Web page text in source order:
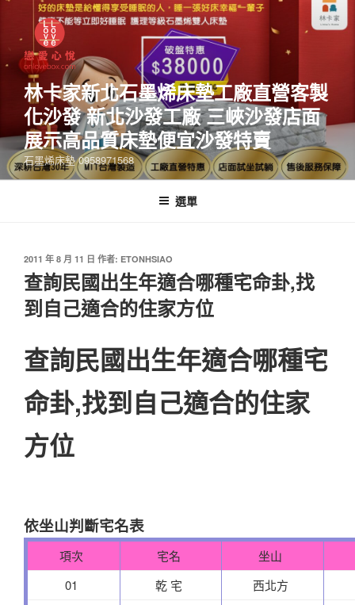
林卡家新北石墨烯床墊工廠直營客製
化沙發 新北沙發工廠 三峽沙發店面
展示高品質床墊便宜沙發特賣
石墨烯床墊 0958971568
選單
2011 年 8 月 11 日 作者: ETONHSIAO
查詢民國出生年適合哪種宅命卦,找
到自己適合的住家方位
查詢民國出生年適合哪種宅
命卦,找到自己適合的住家
方位
依坐山判斷宅名表
項次 宅名
坐山
01
乾 宅
西北方